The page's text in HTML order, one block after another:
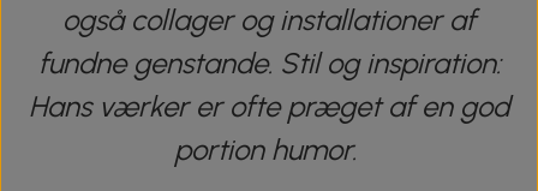
også collager og installationer af
fundne genstande. Stil og inspiration:
Hans værker er ofte præget af en god
portion humor.